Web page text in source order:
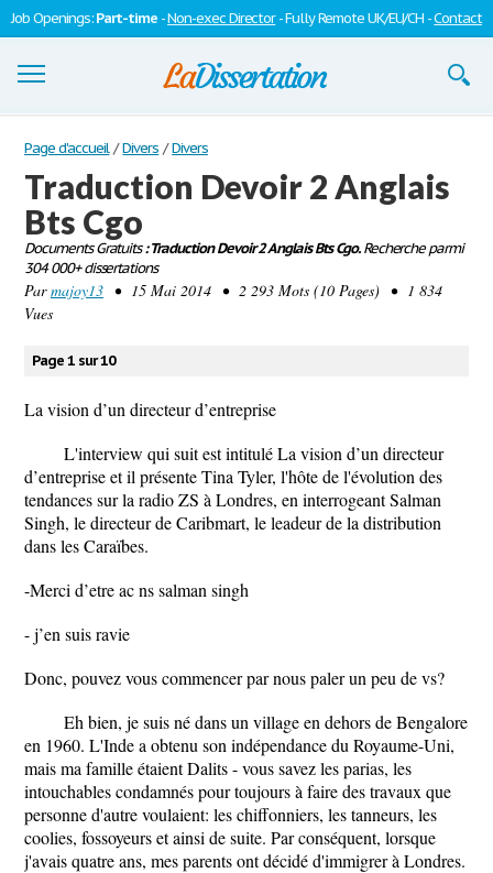
Job Openings:Part-time -Non-exec Director- Fully Remote UK/EU/CH -Contact
Dissertations
S'inscrire
Se connecter
Contactez-nous
Page d'accueil / Divers / Divers
Traduction Devoir 2 Anglais
Bts Cgo
Documents Gratuits: Traduction Devoir 2 Anglais Bts Cgo.Recherche parmi
304 000+ dissertations
Parmajoy13 • 15 Mai 2014 • 2 293 Mots (10 Pages) • 1 834
Vues
Page 1 sur 10
La vision d’un directeur d’entreprise
L'interview qui suit est intitulé La vision d’un directeur
d’entreprise et il présente Tina Tyler, l'hôte de l'évolution des
tendances sur la radio ZS à Londres, en interrogeant Salman
Singh, le directeur de Caribmart, le leadeur de la distribution
dans les Caraïbes.
-Merci d’etre ac ns salman singh
- j’en suis ravie
Donc, pouvez vous commencer par nous paler un peu de vs?
Eh bien, je suis né dans un village en dehors de Bengalore
en 1960. L'Inde a obtenu son indépendance du Royaume-Uni,
mais ma famille étaient Dalits - vous savez les parias, les
intouchables condamnés pour toujours à faire des travaux que
personne d'autre voulaient: les chiffonniers, les tanneurs, les
coolies, fossoyeurs et ainsi de suite. Par conséquent, lorsque
j'avais quatre ans, mes parents ont décidé d'immigrer à Londres.